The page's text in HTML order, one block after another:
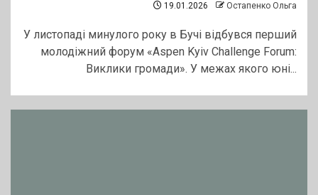
19.01.2026 Остапенко Ольга
У листопаді минулого року в Бучі відбувся перший
молодіжний форум «Aspen Kyiv Challenge Forum:
Виклики громади». У межах якого юні...